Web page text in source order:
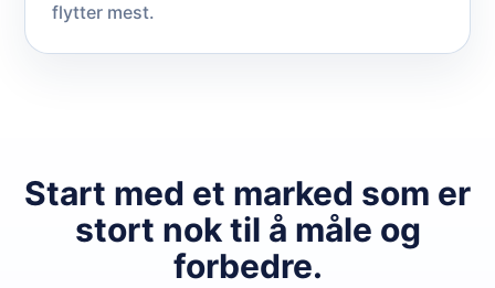
flytter mest.
Start med et marked som er
stort nok til å måle og
forbedre.